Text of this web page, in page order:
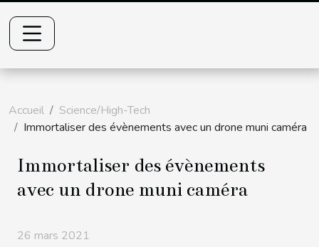
Accueil
Science/High-Tech
Immortaliser des évènements avec un drone muni caméra
Immortaliser des évènements
avec un drone muni caméra
26 mars 2021